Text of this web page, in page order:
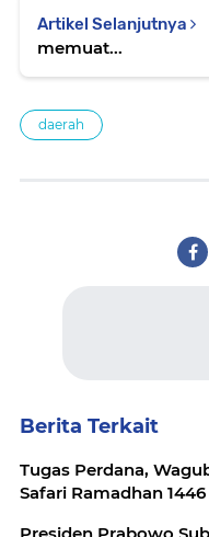
Artikel Selanjutnya
memuat...
daerah
Berita Terkait
Tugas Perdana,
Safari Ramadhan 1446